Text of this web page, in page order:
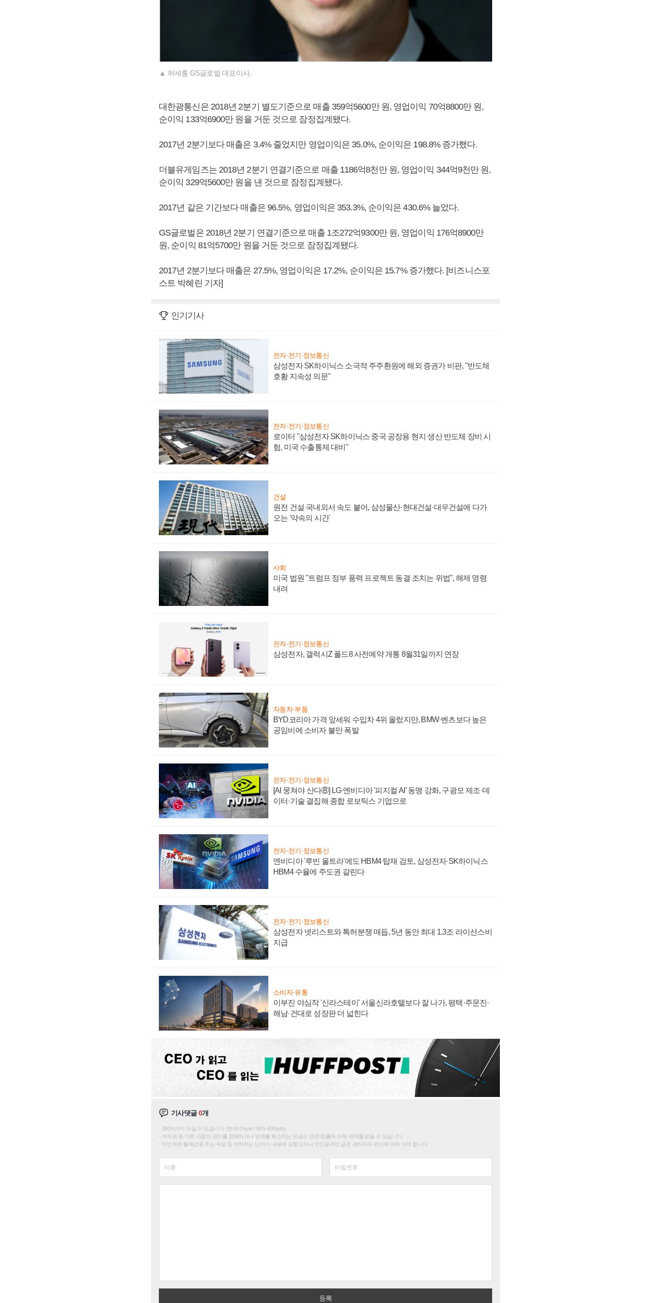
▲ 허세홍 GS글로벌 대표이사.
대한광통신은 2018년 2분기 별도기준으로 매출 359억5600만 원, 영업이익 70억8800만 원,
순이익 133억6900만 원을 거둔 것으로 잠정집계됐다.
2017년 2분기보다 매출은 3.4% 줄었지만 영업이익은 35.0%, 순이익은 198.8% 증가했다.
더블유게임즈는 2018년 2분기 연결기준으로 매출 1186억8천만 원, 영업이익 344억9천만 원,
순이익 329억5600만 원을 낸 것으로 잠정집계됐다.
2017년 같은 기간보다 매출은 96.5%, 영업이익은 353.3%, 순이익은 430.6% 늘었다.
GS글로벌은 2018년 2분기 연결기준으로 매출 1조272억9300만 원, 영업이익 176억8900만
원, 순이익 81억5700만 원을 거둔 것으로 잠정집계됐다.
2017년 2분기보다 매출은 27.5%, 영업이익은 17.2%, 순이익은 15.7% 증가했다. [비즈니스포
스트 박혜린 기자]
인기기사
전자·전기·정보통신
삼성전자 SK하이닉스 소극적 주주환원에 해외 증권가 비판, "반도체
호황 지속성 의문"
전자·전기·정보통신
로이터 "삼성전자 SK하이닉스 중국 공장용 현지 생산 반도체 장비 시
험, 미국 수출통제 대비"
건설
원전 건설 국내외서 속도 붙어, 삼성물산·현대건설·대우건설에 다가
오는 '약속의 시간'
사회
미국 법원 "트럼프 정부 풍력 프로젝트 동결 조치는 위법", 해제 명령
내려
전자·전기·정보통신
삼성전자, 갤럭시Z 폴드8 사전예약 개통 8월31일까지 연장
자동차·부품
BYD코리아 가격 앞세워 수입차 4위 올랐지만, BMW·벤츠보다 높은
공임비에 소비자 불만 폭발
전자·전기·정보통신
[AI 뭉쳐야 산다⑧] LG·엔비디아 '피지컬 AI' 동맹 강화, 구광모 제조·데
이터·기술 결집해 종합 로보틱스 기업으로
전자·전기·정보통신
엔비디아 '루빈 울트라'에도 HBM4 탑재 검토, 삼성전자·SK하이닉스
HBM4 수율에 주도권 갈린다
전자·전기·정보통신
삼성전자 넷리스트와 특허분쟁 매듭, 5년 동안 최대 1.3조 라이선스비
지급
소비자·유통
이부진 야심작 '신라스테이' 서울신라호텔보다 잘 나가, 평택·주문진·
해남·건대로 성장판 더 넓힌다
기사댓글0개
200자까지 쓰실 수 있습니다. (현재 0 byte / 최대 400byte)
저작권 등 다른 사람의 권리를 침해하거나 명예를 훼손하는 댓글은 관련 법률에 의해 제재를 받을 수 있습니다.
타인에게 불쾌감을 주는 욕설 등 비하하는 단어가 내용에 포함되거나 인신공격성 글은 관리자의 판단에 의해 삭제 합니다.